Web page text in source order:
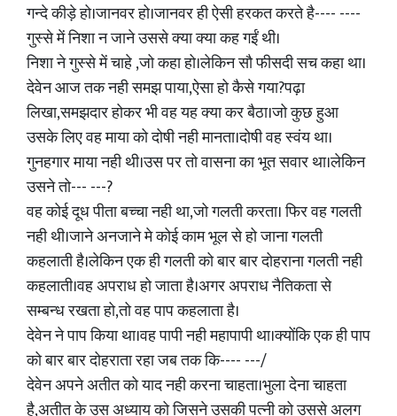
गन्दे कीड़े हो।जानवर हो।जानवर ही ऐसी हरकत करते है---- ----
गुस्से में निशा न जाने उससे क्या क्या कह गईं थी।
निशा ने गुस्से में चाहे ,जो कहा हो।लेकिन सौ फीसदी सच कहा था।
देवेन आज तक नही समझ पाया,ऐसा हो कैसे गया?पढ़ा
लिखा,समझदार होकर भी वह यह क्या कर बैठा।जो कुछ हुआ
उसके लिए वह माया को दोषी नही मानता।दोषी वह स्वंय था।
गुनहगार माया नही थी।उस पर तो वासना का भूत सवार था।लेकिन
उसने तो--- ---?
वह कोई दूध पीता बच्चा नही था,जो गलती करता। फिर वह गलती
नही थी।जाने अनजाने मे कोई काम भूल से हो जाना गलती
कहलाती है।लेकिन एक ही गलती को बार बार दोहराना गलती नही
कहलाती।वह अपराध हो जाता है।अगर अपराध नैतिकता से
सम्बन्ध रखता हो,तो वह पाप कहलाता है।
देवेन ने पाप किया था।वह पापी नही महापापी था।क्योंकि एक ही पाप
को बार बार दोहराता रहा जब तक कि---- ---/
देवेन अपने अतीत को याद नही करना चाहता।भुला देना चाहता
है,अतीत के उस अध्याय को जिसने उसकी पत्नी को उससे अलग